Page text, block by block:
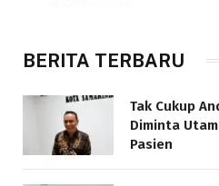
BERITA TERBARU
Tak Cukup
Diminta
Pasien